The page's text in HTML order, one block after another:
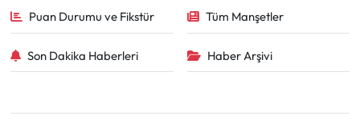
Puan Durumu ve Fikstür Tüm Manşetler
Son Dakika Haberleri Haber Arşivi